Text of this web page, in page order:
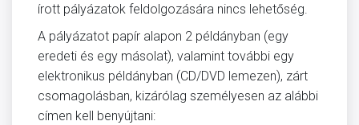
írott pályázatok feldolgozására nincs lehetőség.
A pályázatot papír alapon 2 példányban (egy
eredeti és egy másolat), valamint további egy
elektronikus példányban (CD/DVD lemezen), zárt
csomagolásban, kizárólag személyesen az alábbi
címen kell benyújtani: